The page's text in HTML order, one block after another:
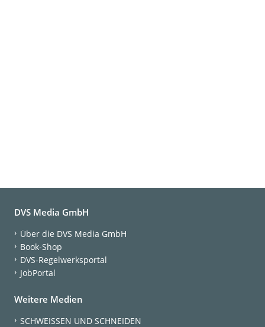
DVS Media GmbH
Über die DVS Media GmbH
Book-Shop
DVS-Regelwerksportal
JobPortal
Weitere Medien
SCHWEISSEN UND SCHNEIDEN